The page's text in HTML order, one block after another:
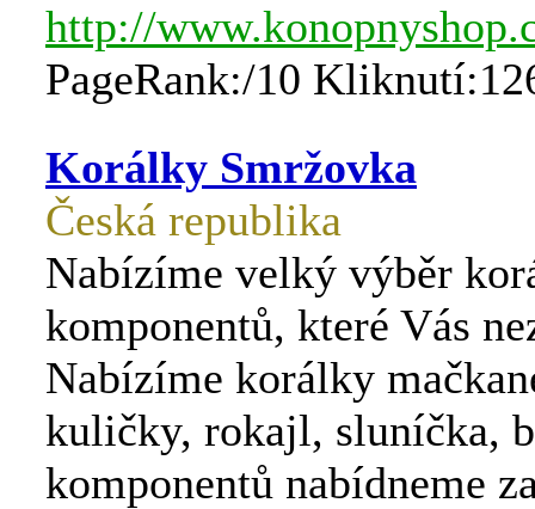
http://
PageRank:/10
Korálky Smržovka
Česká republika
Nabízíme velký výběr
komponentů, které Vás
Nabízíme korálky
kuličky, rokajl, sluníčka,
komponentů nabídneme